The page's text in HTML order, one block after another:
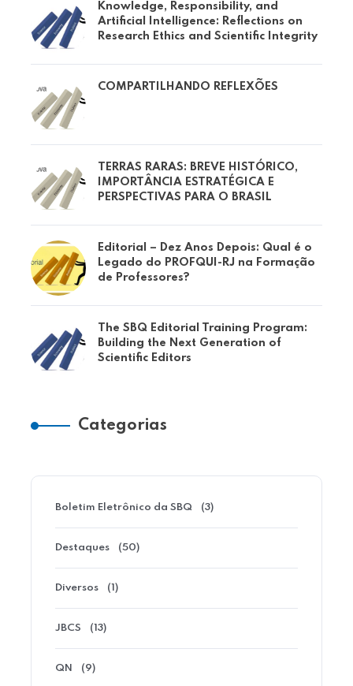
Knowledge, Responsibility, and
Artificial Intelligence: Reflections on
Research Ethics and Scientific Integrity
COMPARTILHANDO REFLEXÕES
TERRAS RARAS: BREVE HISTÓRICO,
IMPORTÂNCIA ESTRATÉGICA E
PERSPECTIVAS PARA O BRASIL
Editorial – Dez Anos Depois: Qual é o
Legado do PROFQUI-RJ na Formação
de Professores?
The SBQ Editorial Training Program:
Building the Next Generation of
Scientific Editors
Categorias
Boletim Eletrônico da SBQ (3)
Destaques (50)
Diversos (1)
JBCS (13)
QN (9)